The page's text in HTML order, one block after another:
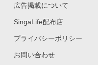
広告掲載について
SingaLife配布店
プライバシーポリシー
お問い合わせ